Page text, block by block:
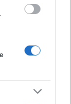
duplice
alla
regioni più